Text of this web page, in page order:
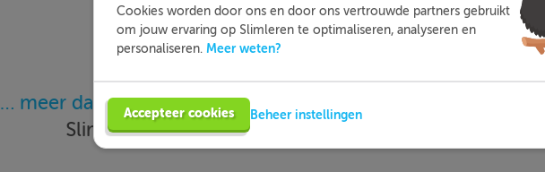
… meer dan 25.000 leerlingen met
Slimleren oefenen…
… en dat zij
Cookies worden door ons en door ons vertrouwde partners gebruikt
om jouw ervaring op Slimleren te optimaliseren, analyseren en
personaliseren. Meer weten?
Accepteer cookies Beheer instellingen